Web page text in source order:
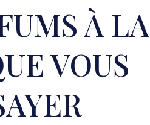
À LA
VOUS